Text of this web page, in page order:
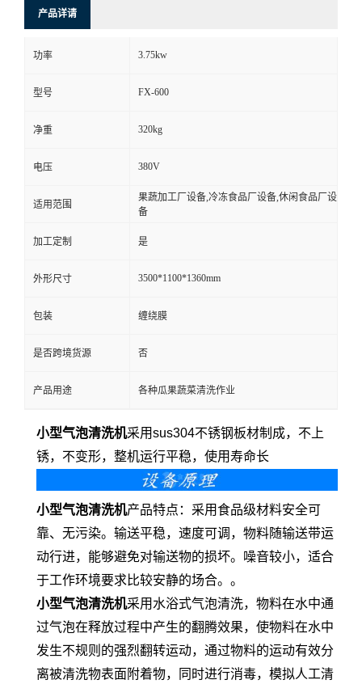
产品详请
功率 3.75kw
型号 FX-600
净重 320kg
电压 380V
适用范围
果蔬加工厂设备,冷冻食品厂设备,休闲食品厂设
备
加工定制 是
外形尺寸 3500*1100*1360mm
包装 缠绕膜
是否跨境货源 否
产品用途 各种瓜果蔬菜清洗作业
小型气泡清洗机采用sus304不锈钢板材制成，不上
锈，不变形，整机运行平稳，使用寿命长
小型气泡清洗机产品特点：采用食品级材料安全可
靠、无污染。输送平稳，速度可调，物料随输送带运
动行进，能够避免对输送物的损坏。噪音较小，适合
于工作环境要求比较安静的场合。。
小型气泡清洗机采用水浴式气泡清洗，物料在水中通
过气泡在释放过程中产生的翻腾效果，使物料在水中
发生不规则的强烈翻转运动，通过物料的运动有效分
离被清洗物表面附着物，同时进行消毒，模拟人工清